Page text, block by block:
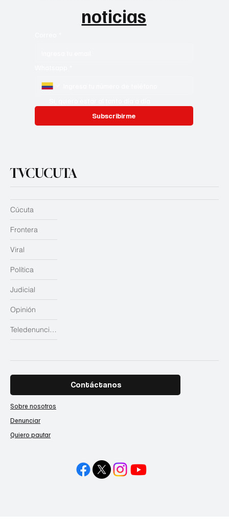
noticias
Subscribirme
TVCUCUTA
Judicial
Opinión
Teledenuncias
Cúcuta
Frontera
Viral
Política
Contáctanos
Sobre nosotros
Denunciar
Quiero pautar